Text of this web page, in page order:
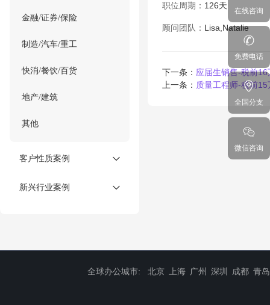
金融/证券/保险
制造/汽车/重工
快消/餐饮/百货
地产/建筑
其他
客户性质案例
新兴行业案例
职位周期： 126天
顾问团队： Lisa,Natalie
下一条： 应届生销售-税前
上一条： 质量工程师-税前
全球办公城市: 北京 上海 广州 深圳 成都 青岛
在线咨询
免费电话
全国分支
微信咨询